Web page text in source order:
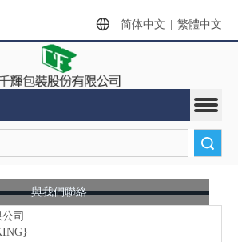
简体中文 繁體中文
與我們聯絡
司